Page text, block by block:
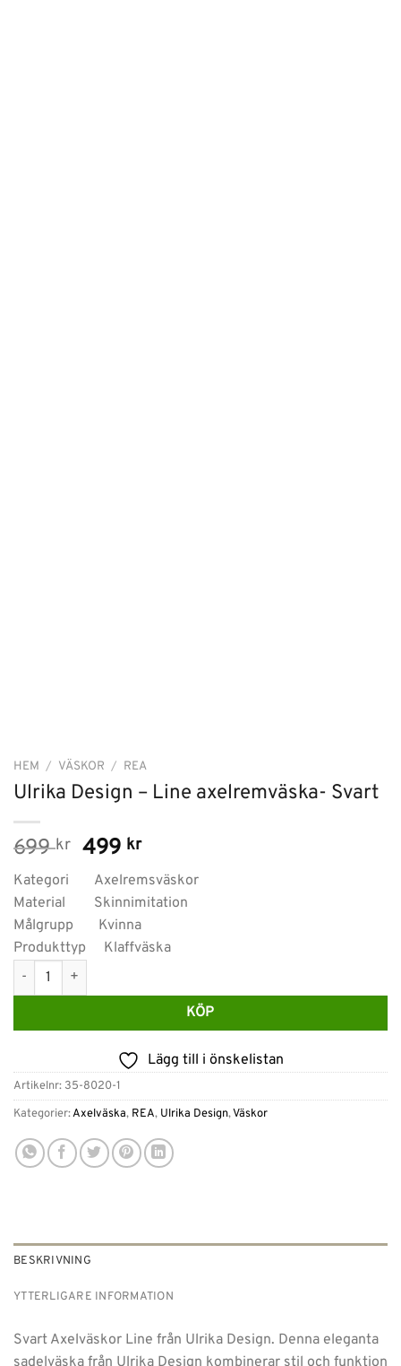
HEM / VÄSKOR / REA
Ulrika Design – Line axelremväska- Svart
699kr Det
ursprungliga
priset
var:
699 kr.
499 krDet
nuvarande
priset
är:
499 kr.
Kategori Axelremsväskor
Material Skinnimitation
Målgrupp Kvinna
Produkttyp Klaffväska
Ulrika Design - Line axelremväska- Svart mängd
KÖP
Lägg till i önskelistan
Artikelnr: 35-8020-1
Kategorier:Axelväska, REA, Ulrika Design,Väskor
BESKRIVNING
YTTERLIGARE INFORMATION
Svart Axelväskor Line från Ulrika Design. Denna eleganta
sadelväska från Ulrika Design kombinerar stil och funktion